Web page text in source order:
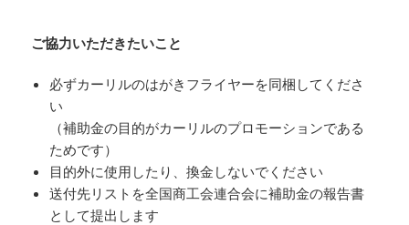
ご協力いただきたいこと
必ずカーリルのはがきフライヤーを同梱してくださ
い
（補助金の目的がカーリルのプロモーションである
ためです）
目的外に使用したり、換金しないでください
送付先リストを全国商工会連合会に補助金の報告書
として提出します